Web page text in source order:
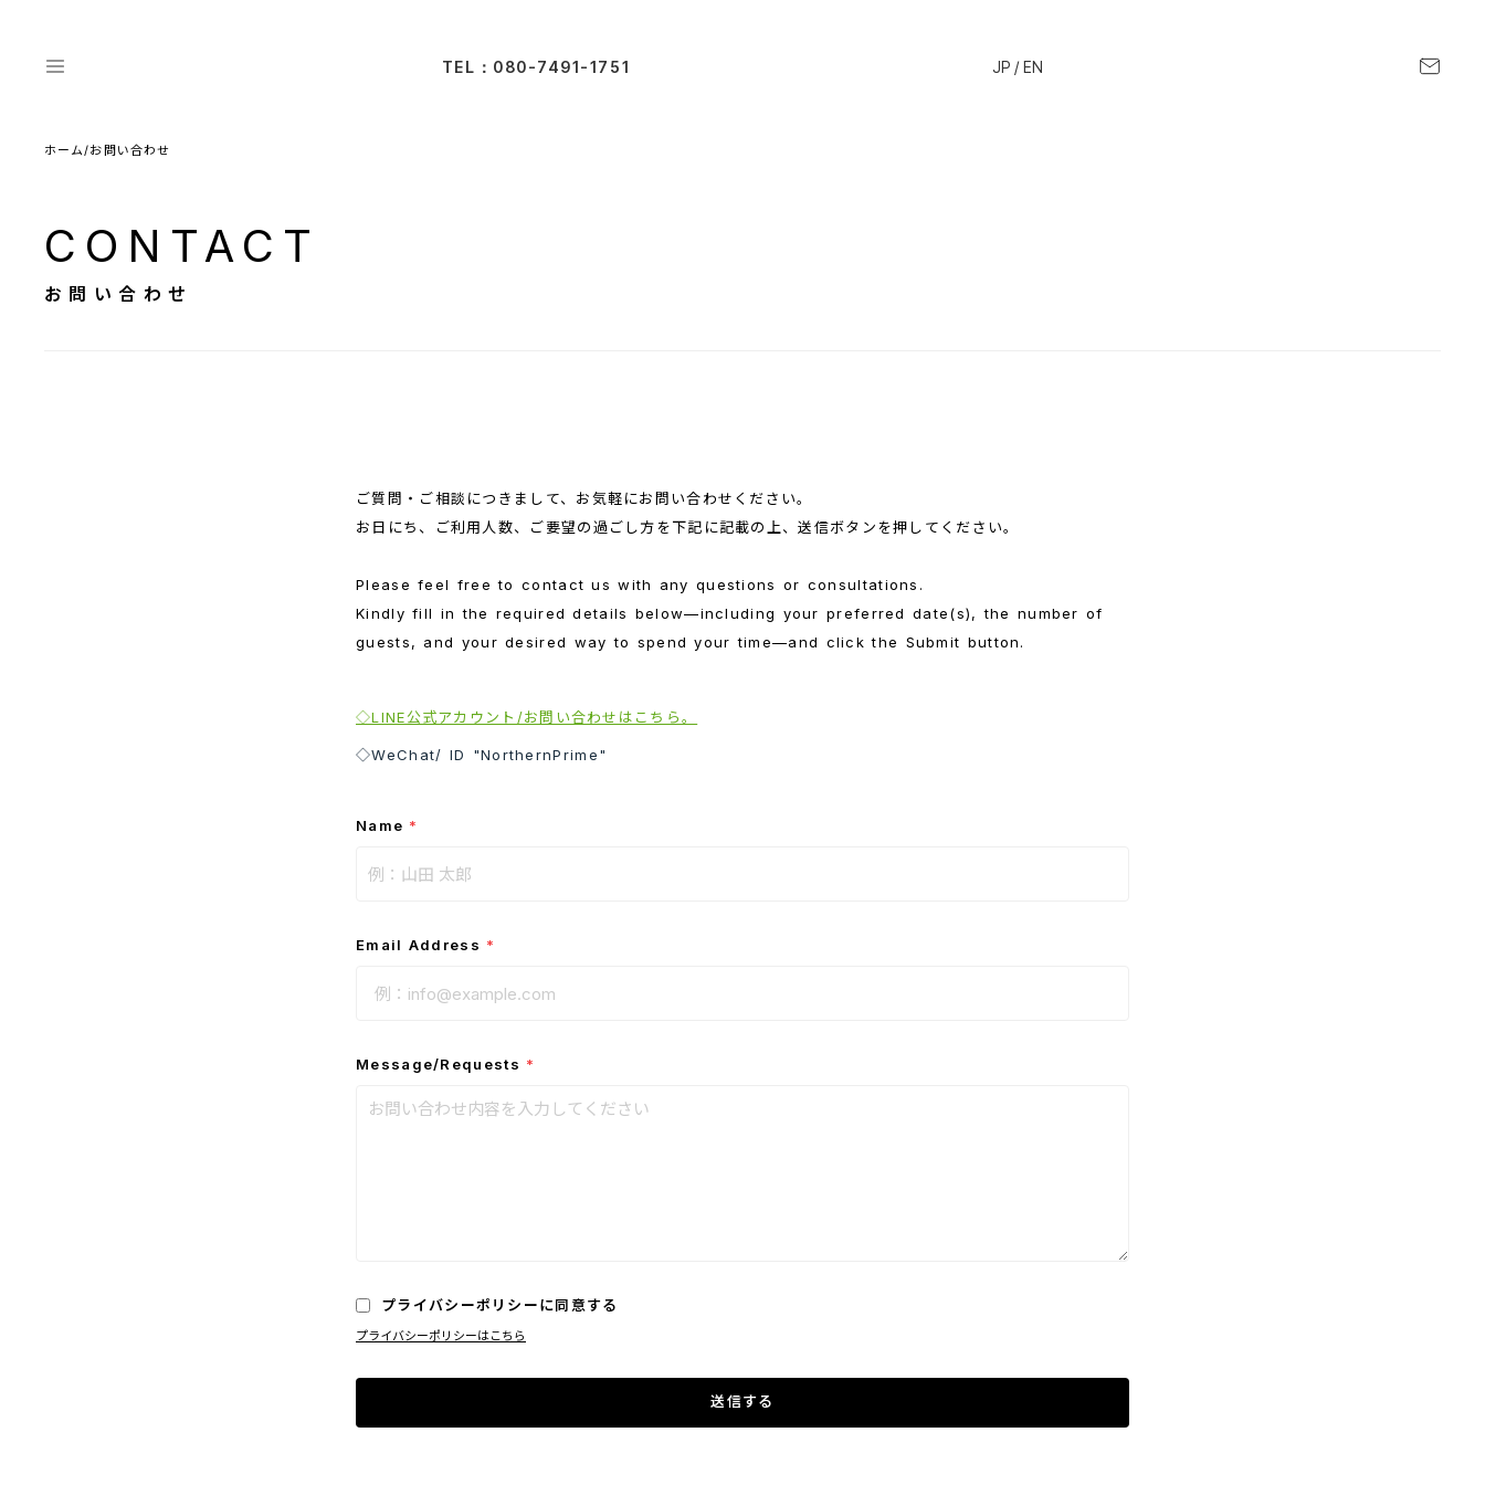
TEL：080-7491-1751 JP / EN
ホーム/お問い合わせ
CONTACT
お問い合わせ
ご質問・ご相談につきまして、お気軽にお問い合わせください。
お日にち、ご利用人数、ご要望の過ごし方を下記に記載の上、送信ボタンを押してください。
Please feel free to contact us with any questions or consultations.
Kindly fill in the required details below—including your preferred date(s), the number of
guests, and your desired way to spend your time—and click the Submit button.
◇LINE公式アカウント/お問い合わせはこちら。
◇WeChat/ ID "NorthernPrime"
Name *
Email Address *
Message/Requests *
プライバシーポリシーに同意する
プライバシーポリシーはこちら
送信する